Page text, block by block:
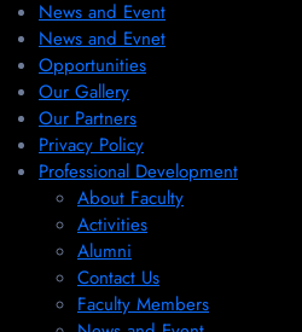
News and Event
News and Evnet
Opportunities
Our Gallery
Our Partners
Privacy Policy
Professional Development
About Faculty
Activities
Alumni
Contact Us
Faculty Members